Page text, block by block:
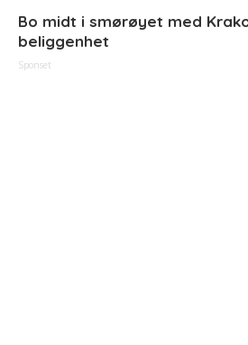
Bo midt i smørøyet med
beliggenhet
Sponset